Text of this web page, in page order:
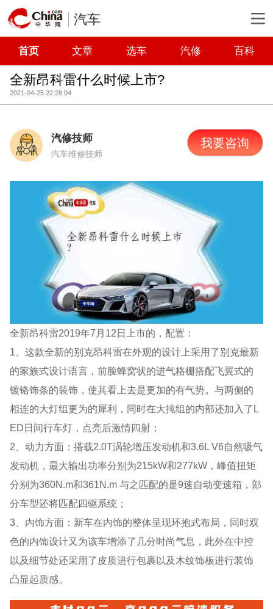
汽车
首页 文章 选车 汽修 百科
全新昂科雷什么时候上市?
2021-04-25 22:28:04
汽修技师
汽车维修技师
我要咨询
全新昂科雷2019年7月12日上市的，配置：
1、这款全新的别克昂科雷在外观的设计上采用了别克最新
的家族式设计语言，前脸蜂窝状的进气格栅搭配飞翼式的
镀铬饰条的装饰，使其看上去是更加的有气势。与两侧的
相连的大灯组更为的犀利，同时在大扽组的内部还加入了L
ED日间行车灯，点亮后激情四射；
2、动力方面：搭载2.0T涡轮增压发动机和3.6L V6自然吸气
发动机，最大输出功率分别为215kW和277kW，峰值扭矩
分别为360N.m和361N.m 与之匹配的是9速自动变速箱，部
分车型还将匹配四驱系统；
3、内饰方面：新车在内饰的整体呈现环抱式布局，同时双
色的内饰设计又为该车增添了几分时尚气息，此外在中控
以及细节处还采用了皮质进行包裹以及木纹饰板进行装饰
凸显起质感。